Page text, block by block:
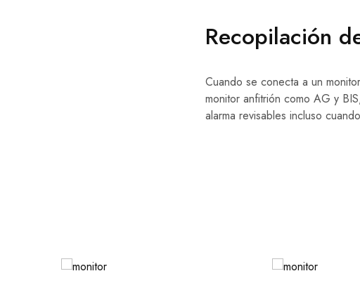
Recopilación
Cuando se conecta a un
monitor anfitrión como AG y
alarma revisables incluso